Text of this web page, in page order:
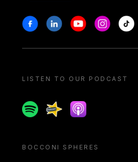
Stay in touch
FacebookLinkedinYoutubeInstagram
Tiktok
LISTEN TO OUR PODCAST
SpotifySpreakerApple podcast
BOCCONI SPHERES